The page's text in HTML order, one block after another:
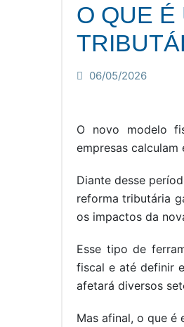
O QUE É
06/05/2026
O novo modelo
empresas calculam
Diante desse
reforma tributária
os impactos da
Esse tipo de
fiscal e até definir
afetará diversos
Mas afinal, o que é